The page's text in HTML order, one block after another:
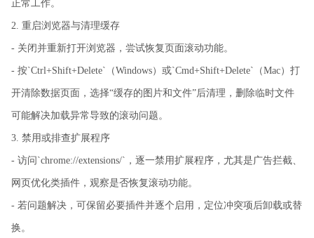
正常工作。
2. 重启浏览器与清理缓存
- 关闭并重新打开浏览器，尝试恢复页面滚动功能。
- 按`Ctrl+Shift+Delete`（Windows）或`Cmd+Shift+Delete`（Mac）打
开清除数据页面，选择“缓存的图片和文件”后清理，删除临时文件
可能解决加载异常导致的滚动问题。
3. 禁用或排查扩展程序
- 访问`chrome://extensions/`，逐一禁用扩展程序，尤其是广告拦截、
网页优化类插件，观察是否恢复滚动功能。
- 若问题解决，可保留必要插件并逐个启用，定位冲突项后卸载或替
换。